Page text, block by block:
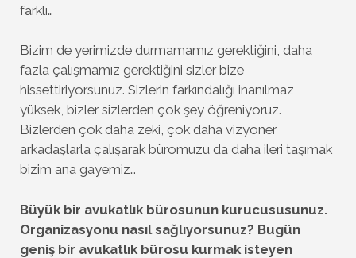
farklı…
Bizim de yerimizde durmamamız gerektiğini, daha
fazla çalışmamız gerektiğini sizler bize
hissettiriyorsunuz. Sizlerin farkındalığı inanılmaz
yüksek, bizler sizlerden çok şey öğreniyoruz.
Bizlerden çok daha zeki, çok daha vizyoner
arkadaşlarla çalışarak büromuzu da daha ileri taşımak
bizim ana gayemiz…
Büyük bir avukatlık bürosunun kurucususunuz.
Organizasyonu nasıl sağlıyorsunuz? Bugün
geniş bir avukatlık bürosu kurmak isteyen